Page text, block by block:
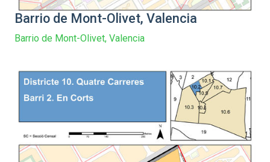
Barrio de Mont-Olivet, Valencia
Barrio de Mont-Olivet, Valencia